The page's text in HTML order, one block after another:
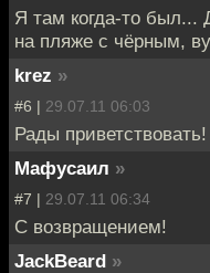
Я там когда-то
на пляже с чёрным,
krez »
#6 | 29.07.11 06:03
Рады приветствовать!
Мафусаил »
#7 | 29.07.11 06:34
С возвращением!
JackBeard »